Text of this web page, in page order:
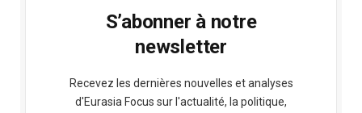
S’abonner à notre
newsletter
Recevez les dernières nouvelles et analyses
d'Eurasia Focus sur l'actualité, la politique,